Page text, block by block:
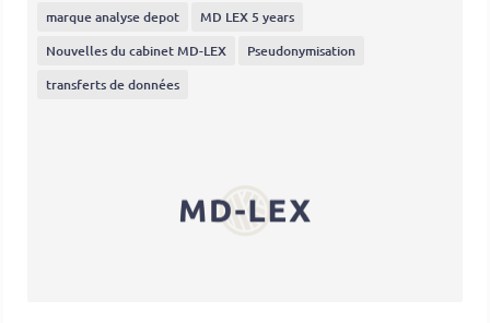
marque analyse depot
MD LEX 5 years
Nouvelles du cabinet MD-LEX
Pseudonymisation
transferts de données